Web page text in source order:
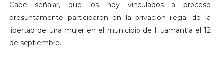
Cabe señalar, que los hoy vinculados a proceso
presuntamente participaron en la privación ilegal de la
libertad de una mujer en el municipio de Huamantla el 12
de septiembre.